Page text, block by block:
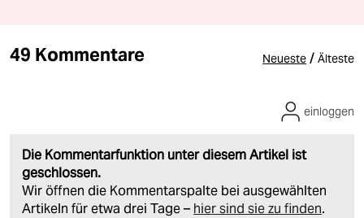
49 Kommentare Neueste / Älteste
Die Kommentarfunktion unter diesem Artikel ist
geschlossen.
Wir öffnen die Kommentarspalte bei ausgewählten
Artikeln für etwa drei Tage – hier sind sie zu finden.
einloggen